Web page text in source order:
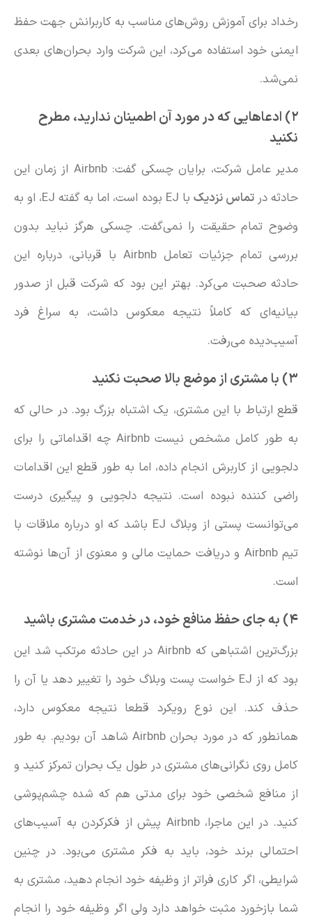
رخداد برای آموزش روش‌های مناسب به کاربرانش جهت حفظ
ایمنی خود استفاده می‌کرد، این شرکت وارد بحران‌های بعدی
نمی‌شد.
۲) ادعاهایی که در مورد آن اطمینان ندارید، مطرح
نکنید
مدیر عامل شرکت، برایان چسکی گفت: Airbnb از زمان این
حادثه درتماس نزدیک
با EJ بوده است، اما به گفته EJ، او به
وضوح تمام حقیقت را نمی‌گفت. چسکی هرگز نباید بدون
بررسی تمام جزئیات تعامل Airbnb با قربانی، درباره این
حادثه صحبت می‌کرد. بهتر این بود که شرکت قبل از صدور
بیانیه‌ای که کاملاً نتیجه معکوس داشت، به سراغ فرد
آسیب‌دیده می‌رفت.
۳) با مشتری از موضع بالا صحبت نکنید
قطع ارتباط با این مشتری، یک اشتباه بزرگ بود. در حالی که
به طور کامل مشخص نیست Airbnb چه اقداماتی را برای
دلجویی از کاربرش انجام داده، اما به طور قطع این اقدامات
راضی کننده نبوده است. نتیجه دلجویی و پیگیری درست
می‌توانست پستی از وبلاگ EJ باشد که او درباره ملاقات با
تیم Airbnb و دریافت حمایت مالی و معنوی از آن‌ها نوشته
است.
۴) به جای حفظ منافع خود، در خدمت مشتری باشید
بزرگ‌ترین اشتباهی که Airbnb در این حادثه مرتکب شد این
بود که از EJ خواست پست وبلاگ خود را تغییر دهد یا آن را
حذف کند. این نوع رویکرد قطعا نتیجه معکوس دارد،
همانطور که در مورد بحران Airbnb شاهد آن بودیم. به طور
کامل روی نگرانی‌های مشتری در طول یک بحران تمرکز کنید و
از منافع شخصی خود برای مدتی هم که شده چشم‌پوشی
کنید. در این ماجرا، Airbnb پیش از فکرکردن به آسیب‌های
احتمالی برند خود، باید به فکر مشتری می‌بود. در چنین
شرایطی، اگر کاری فراتر از وظیفه خود انجام دهید، مشتری به
شما بازخورد مثبت خواهد دارد ولی اگر وظیفه خود را انجام